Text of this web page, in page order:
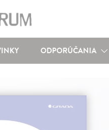
ODPORÚČANIA